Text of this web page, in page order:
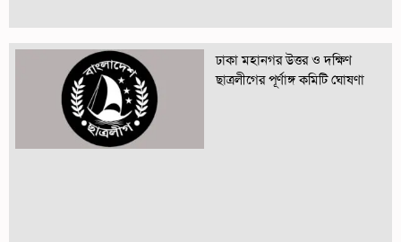
ঢাকা মহানগর উত্তর ও দক্ষিণ
ছাত্রলীগের পূর্ণাঙ্গ কমিটি ঘোষণা